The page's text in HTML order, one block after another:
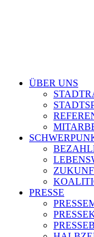
ÜBER UNS
PRESSE